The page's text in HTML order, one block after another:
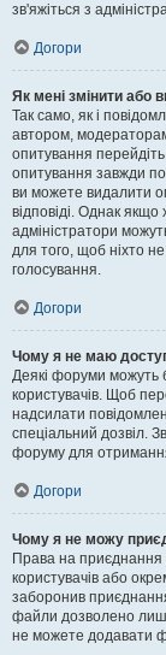
зв'яжіться з
Догори
Як мені змінити або
Так само, як і
автором,
опитування
опитування завжди
ви можете видалити
відповіді. Однак
адміністратори
для того, щоб ніхто не
голосування.
Догори
Чому я не маю
Деякі форуми можуть
користувачів. Щоб
надсилати
спеціальний дозвіл.
форуму для
Догори
Чому я не можу
Права на приєднання
користувачів або
заборонив
файли дозволено
не можете додавати